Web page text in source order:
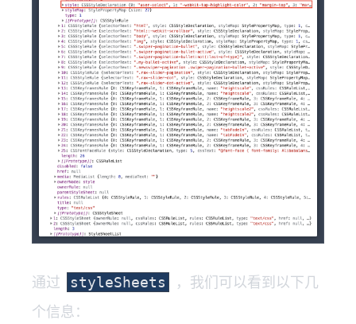
通过 styleSheets
，我们可以看到以下几
个信息：